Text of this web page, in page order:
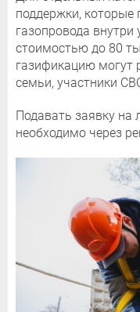
поддержки, которые
газопровода внутри
стоимостью до 80
газификацию могут
семьи, участники
Подавать заявку
необходимо через